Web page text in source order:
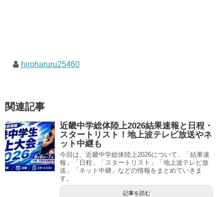
hiroharuru25460
関連記事
近畿中学総体陸上2026結果速報と日程・
スタートリスト！地上波テレビ放送やネ
ット中継も
今回は、近畿中学総体陸上2026について、「結果速
報」「日程」「スタートリスト」「地上波テレビ放
送」「ネット中継」などの情報をまとめていきま
す。
記事を読む